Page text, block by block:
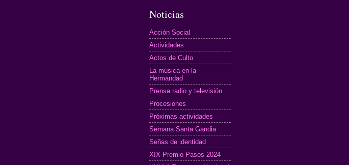
Noticias
Acción Social
Actividades
Actos de Culto
La música en la
Hermandad
Prensa radio y televisión
Procesiones
Próximas actividades
Semana Santa Gandia
Señas de identidad
XIX Premio Pasos 2024